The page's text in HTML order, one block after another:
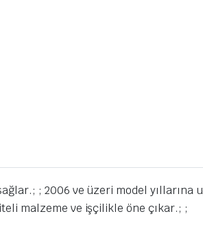
; 2006 ve üzeri model
malzeme ve işçilikle öne çıkar.; ;